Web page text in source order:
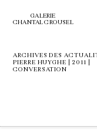
GALERIE
CHANTAL CROUSEL
ARCHIVES DES
PIERRE HUYGHE | 2011 |
CONVERSATION